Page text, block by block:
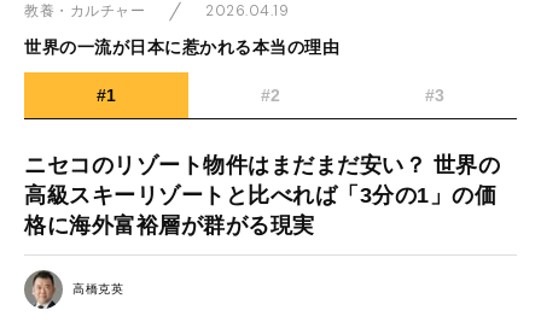
教養・カルチャー
2026.04.19
世界の一流が日本に惹かれる本当の理由
#1 #2 #3
ニセコのリゾート物件はまだまだ安い？ 世界の
高級スキーリゾートと比べれば「3分の1」の価
格に海外富裕層が群がる現実
高橋克英